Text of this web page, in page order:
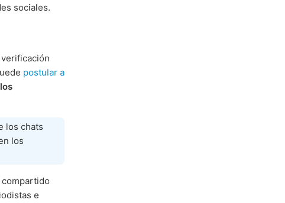
sociales.
postular a
los chats
los
e